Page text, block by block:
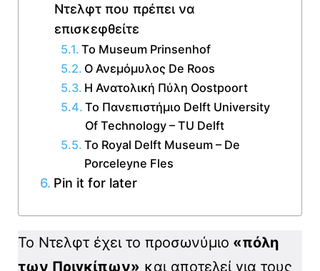
Ντελφτ που πρέπει να
επισκεφθείτε
Το Museum Prinsenhof
Ο Ανεμόμυλος De Roos
Η Ανατολική Πύλη Oostpoort
Το Πανεπιστήμιο Delft University
Of Technology – TU Delft
Το Royal Delft Museum – De
Porceleyne Fles
Pin it for later
Το Ντελφτ έχει το προσωνύμιο «πόλη
των Πριγκίπων» και αποτελεί για τους